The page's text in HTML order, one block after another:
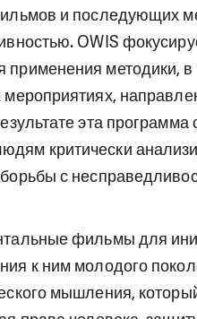
и последующих
OWIS
методики,
мероприятиях,
эта программа
критически
с
фильмы для
к ним молодого
мышления,